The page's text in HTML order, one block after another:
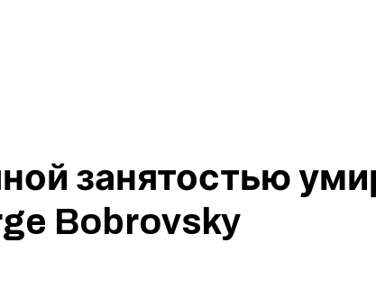
занятостью
Bobrovsky